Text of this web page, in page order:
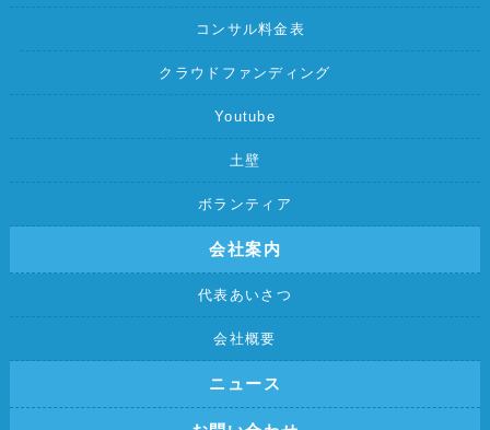
コンサル料金表
クラウドファンディング
Youtube
土壁
ボランティア
会社案内
代表あいさつ
会社概要
ニュース